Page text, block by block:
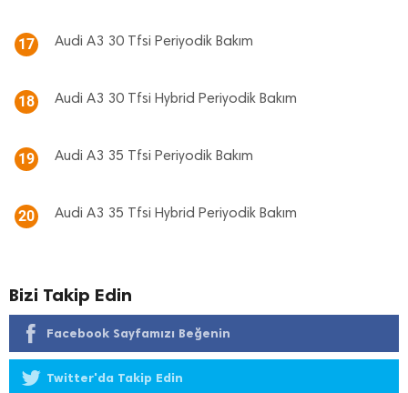
17 Audi A3 30 Tfsi Periyodik Bakım
18 Audi A3 30 Tfsi Hybrid Periyodik Bakım
19 Audi A3 35 Tfsi Periyodik Bakım
20 Audi A3 35 Tfsi Hybrid Periyodik Bakım
Bizi Takip Edin
Facebook Sayfamızı Beğenin
Twitter'da Takip Edin